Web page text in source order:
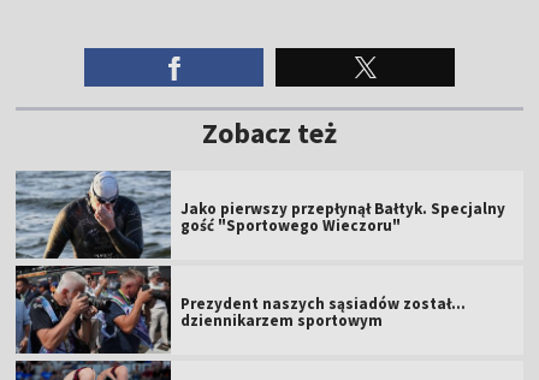
Zobacz też
Jako pierwszy przepłynął Bałtyk. Specjalny
gość "Sportowego Wieczoru"
Prezydent naszych sąsiadów został...
dziennikarzem sportowym